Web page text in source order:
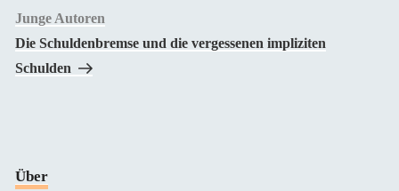
Beitrag
Junge Autoren
Die Schuldenbremse und die vergessenen impliziten
Schulden
Über